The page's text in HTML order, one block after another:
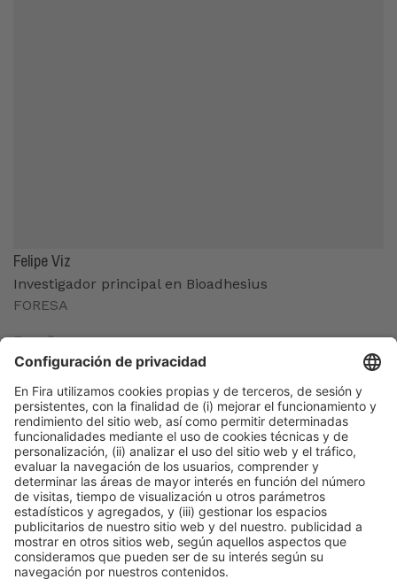
Felipe Viz
Investigador principal en Bioadhesius
FORESA
España
Organizadores